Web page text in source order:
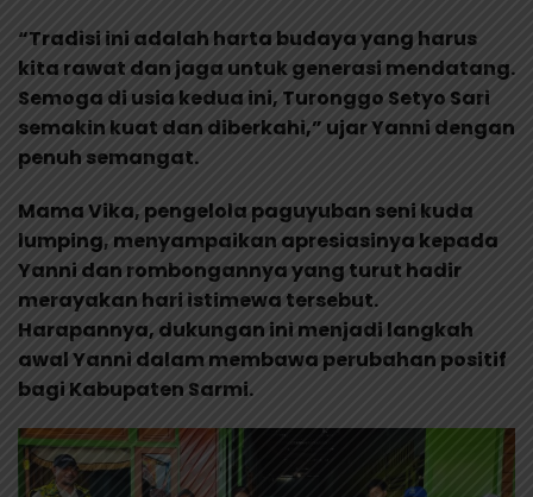
“Tradisi ini adalah harta budaya yang harus
kita rawat dan jaga untuk generasi mendatang.
Semoga di usia kedua ini, Turonggo Setyo Sari
semakin kuat dan diberkahi,” ujar Yanni dengan
penuh semangat.
Mama Vika, pengelola paguyuban seni kuda
lumping, menyampaikan apresiasinya kepada
Yanni dan rombongannya yang turut hadir
merayakan hari istimewa tersebut.
Harapannya, dukungan ini menjadi langkah
awal Yanni dalam membawa perubahan positif
bagi Kabupaten Sarmi.